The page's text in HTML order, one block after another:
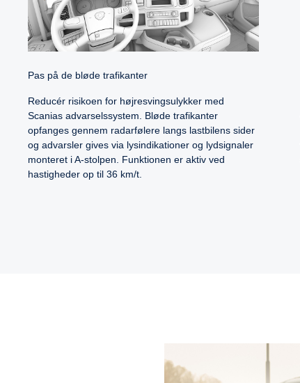
Pas på de bløde trafikanter
Reducér risikoen for højresvingsulykker med
Scanias advarselssystem. Bløde trafikanter
opfanges gennem radarfølere langs lastbilens sider
og advarsler gives via lysindikationer og lydsignaler
monteret i A-stolpen. Funktionen er aktiv ved
hastigheder op til 36 km/t.